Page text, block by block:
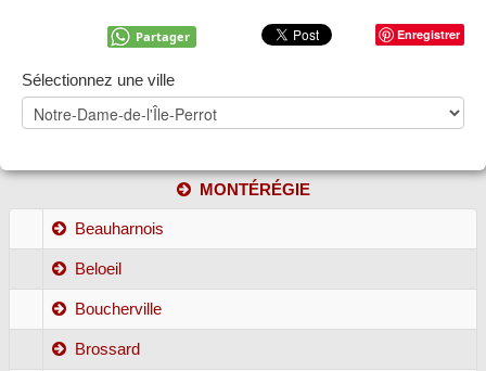
Enregistrer
Partager
Sélectionnez une ville
MONTÉRÉGIE
Beauharnois
Beloeil
Boucherville
Brossard